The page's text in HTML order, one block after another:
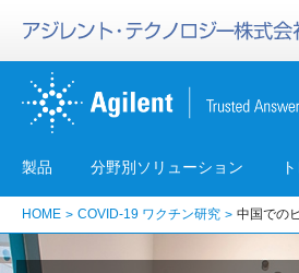
製品 分野別ソリューション
HOME COVID-19 ワクチン研究 中国での